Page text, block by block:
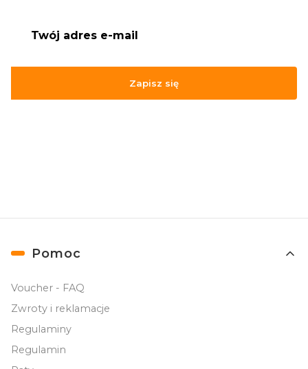
Zapisz się
Linki w stopce
Pomoc
Voucher - FAQ
Zwroty i reklamacje
Regulaminy
Regulamin